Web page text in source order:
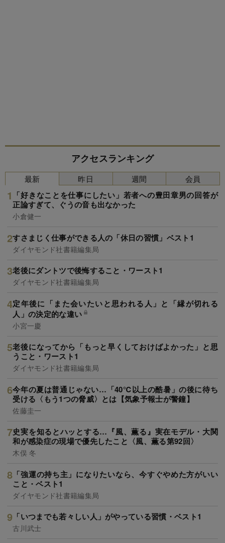
アクセスランキング
最新
「好きなことを仕事にしたい」若者への豊田章男の回答が
正論すぎて、ぐうの音も出なかった
小倉健一
すさまじく仕事ができる人の「休日の習慣」ベスト1
ダイヤモンド社書籍編集局
老後にダントツで後悔すること・ワースト1
ダイヤモンド社書籍編集局
定年後に「また会いたいと思われる人」と「縁が切れる
人」の決定的な違い
小宮一慶
老後になってから「もっと早くしておけばよかった」と思
うこと・ワースト1
ダイヤモンド社書籍編集局
今年の夏は普通じゃない…「40℃以上の酷暑」の後に待ち
受ける〈もう1つの脅威〉とは【気象予報士が警鐘】
佐藤圭一
史実を知るとハッとする…『風、薫る』実在モデル・大関
和が感染症の現場で優先したこと〈風、薫る第92回〉
木俣 冬
「強運の持ち主」になりたいなら、今すぐやめた方がいい
こと・ベスト1
ダイヤモンド社書籍編集局
「いつまでも若々しい人」がやっている習慣・ベスト1
古川武士
昨日 週間 会員